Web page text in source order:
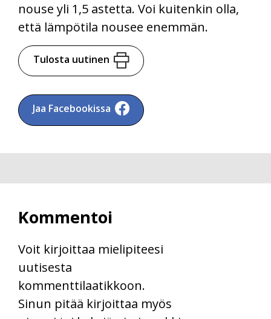
nouse yli 1,5 astetta. Voi kuitenkin olla,
että lämpötila nousee enemmän.
Tulosta uutinen
Jaa Facebookissa
Kommentoi
Voit kirjoittaa mielipiteesi
uutisesta
kommenttilaatikkoon.
Sinun pitää kirjoittaa myös